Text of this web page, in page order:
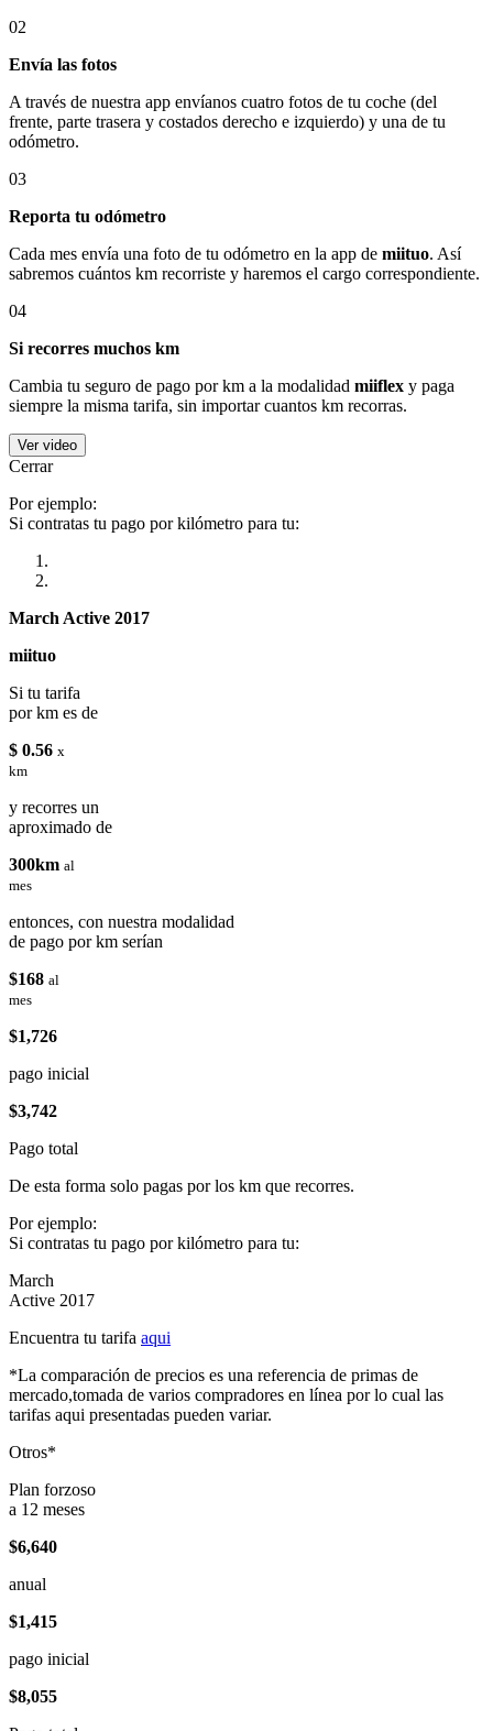
02
Envía las fotos
A través de nuestra app envíanos cuatro fotos de tu coche (del
frente, parte trasera y costados derecho e izquierdo) y una de tu
odómetro.
03
Reporta tu odómetro
Cada mes envía una foto de tu odómetro en la app de miituo. Así
sabremos cuántos km recorriste y haremos el cargo correspondiente.
04
Si recorres muchos km
Cambia tu seguro de pago por km a la modalidad miiflex y paga
siempre la misma tarifa, sin importar cuantos km recorras.
Ver video
Cerrar
Por ejemplo:
Si contratas tu pago por kilómetro para tu:
March Active 2017
miituo
Si tu tarifa
por km es de
$ 0.56 x
km
y recorres un
aproximado de
300km al
mes
entonces, con nuestra modalidad
de pago por km serían
$168 al
mes
$1,726
pago inicial
$3,742
Pago total
De esta forma solo pagas por los km que recorres.
Por ejemplo:
Si contratas tu pago por kilómetro para tu:
March
Active 2017
Encuentra tu tarifa aqui
*La comparación de precios es una referencia de primas de
mercado,tomada de varios compradores en línea por lo cual las
tarifas aqui presentadas pueden variar.
Otros*
Plan forzoso
a 12 meses
$6,640
anual
$1,415
pago inicial
$8,055